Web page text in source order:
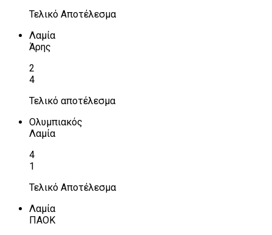
Τελικό Αποτέλεσμα
Λαμία
Άρης
2
4
Τελικό αποτέλεσμα
Ολυμπιακός
Λαμία
4
1
Τελικό Αποτέλεσμα
Λαμία
ΠΑΟΚ